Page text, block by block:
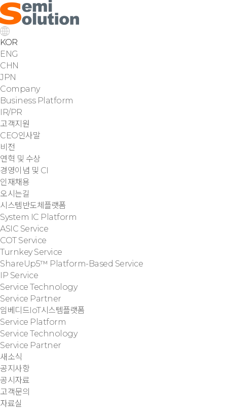
KOR
ENG
CHN
JPN
Company
Business Platform
IR/PR
고객지원
CEO인사말
비전
연혁 및 수상
경영이념 및 CI
인재채용
오시는길
시스템반도체플랫폼
System IC Platform
ASIC Service
COT Service
Turnkey Service
ShareUp5™ Platform-Based Service
IP Service
Service Technology
Service Partner
임베디드IoT시스템플랫폼
Service Platform
Service Technology
Service Partner
새소식
공지사항
공시자료
고객문의
자료실